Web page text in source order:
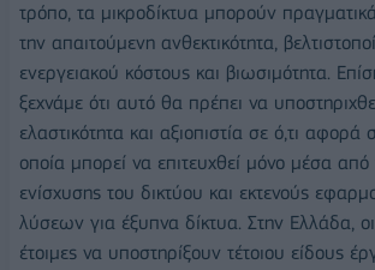
τρόπο, τα μικροδίκτυα μπορούν
την απαιτούμενη ανθεκτικότητα,
ενεργειακού κόστους και βιωσιμότητα.
ξεχνάμε ότι αυτό θα πρέπει να
ελαστικότητα και αξιοπιστία σε ό,τι αφορά
οποία μπορεί να επιτευχθεί μόνο μέσα
ενίσχυσης του δικτύου και εκτενούς
λύσεων για έξυπνα δίκτυα. Στην Ελλάδα,
έτοιμες να υποστηρίξουν τέτοιου είδους